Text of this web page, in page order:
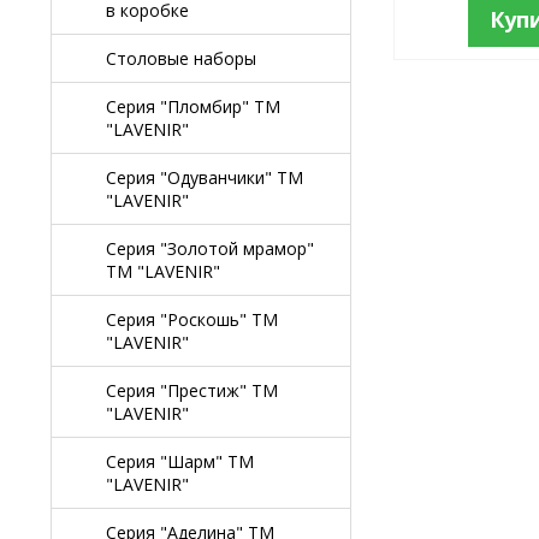
в коробке
Столовые наборы
Серия "Пломбир" TM
"LAVENIR"
Серия "Одуванчики" TM
"LAVENIR"
Серия "Золотой мрамор"
TM "LAVENIR"
Серия "Роскошь" TM
"LAVENIR"
Серия "Престиж" ТМ
"LAVENIR"
Серия "Шарм" ТМ
"LAVENIR"
Серия "Аделина" TM